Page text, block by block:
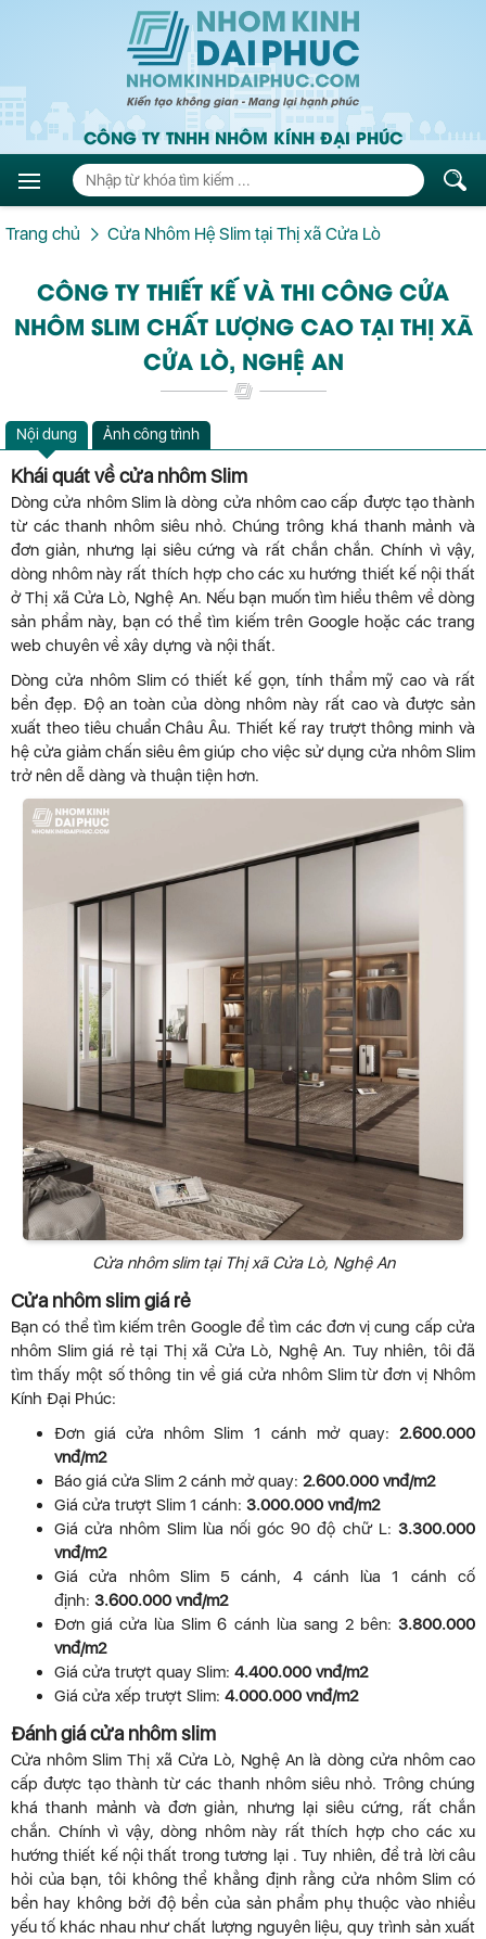
CÔNG TY TNHH NHÔM KÍNH ĐẠI PHÚC
Trang chủ Cửa Nhôm Hệ Slim tại Thị xã Cửa Lò
CÔNG TY THIẾT KẾ VÀ THI CÔNG CỬA
NHÔM SLIM CHẤT LƯỢNG CAO TẠI THỊ XÃ
CỬA LÒ, NGHỆ AN
Nội dung Ảnh công trình
Khái quát về cửa nhôm Slim
Dòng cửa nhôm Slim là dòng cửa nhôm cao cấp được tạo thành
từ các thanh nhôm siêu nhỏ. Chúng trông khá thanh mảnh và
đơn giản, nhưng lại siêu cứng và rất chắn chắn. Chính vì vậy,
dòng nhôm này rất thích hợp cho các xu hướng thiết kế nội thất
ở Thị xã Cửa Lò, Nghệ An. Nếu bạn muốn tìm hiểu thêm về dòng
sản phẩm này, bạn có thể tìm kiếm trên Google hoặc các trang
web chuyên về xây dựng và nội thất.
Dòng cửa nhôm Slim có thiết kế gọn, tính thẩm mỹ cao và rất
bền đẹp. Độ an toàn của dòng nhôm này rất cao và được sản
xuất theo tiêu chuẩn Châu Âu. Thiết kế ray trượt thông minh và
hệ cửa giảm chấn siêu êm giúp cho việc sử dụng cửa nhôm Slim
trở nên dễ dàng và thuận tiện hơn.
Cửa nhôm slim tại Thị xã Cửa Lò, Nghệ An
Cửa nhôm slim giá rẻ
Bạn có thể tìm kiếm trên Google để tìm các đơn vị cung cấp cửa
nhôm Slim giá rẻ tại Thị xã Cửa Lò, Nghệ An. Tuy nhiên, tôi đã
tìm thấy một số thông tin về giá cửa nhôm Slim từ đơn vị Nhôm
Kính Đại Phúc:
Đơn giá cửa nhôm Slim 1 cánh mở quay: 2.600.000
vnđ/m2
Báo giá cửa Slim 2 cánh mở quay: 2.600.000 vnđ/m2
Giá cửa trượt Slim 1 cánh: 3.000.000 vnđ/m2
Giá cửa nhôm Slim lùa nối góc 90 độ chữ L: 3.300.000
vnđ/m2
Giá cửa nhôm Slim 5 cánh, 4 cánh lùa 1 cánh cố
định: 3.600.000 vnđ/m2
Đơn giá cửa lùa Slim 6 cánh lùa sang 2 bên: 3.800.000
vnđ/m2
Giá cửa trượt quay Slim: 4.400.000 vnđ/m2
Giá cửa xếp trượt Slim: 4.000.000 vnđ/m2
Đánh giá cửa nhôm slim
Cửa nhôm Slim Thị xã Cửa Lò, Nghệ An là dòng cửa nhôm cao
cấp được tạo thành từ các thanh nhôm siêu nhỏ. Trông chúng
khá thanh mảnh và đơn giản, nhưng lại siêu cứng, rất chắn
chắn. Chính vì vậy, dòng nhôm này rất thích hợp cho các xu
hướng thiết kế nội thất trong tương lại . Tuy nhiên, để trả lời câu
hỏi của bạn, tôi không thể khẳng định rằng cửa nhôm Slim có
bền hay không bởi độ bền của sản phẩm phụ thuộc vào nhiều
yếu tố khác nhau như chất lượng nguyên liệu, quy trình sản xuất